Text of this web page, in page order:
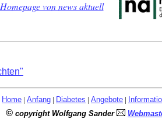
von news aktuell
Home | Anfang | Diabetes | Angebote |
© copyright Wolfgang Sander